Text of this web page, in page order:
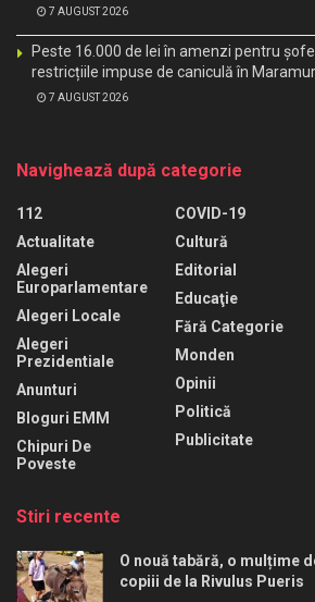
7 AUGUST 2026
Peste 16.000 de lei în amenzi pentru
restricțiile impuse de caniculă în
7 AUGUST 2026
Navighează după categorie
112
Actualitate
Alegeri
Europarlamentare
Alegeri Locale
Alegeri
Prezidentiale
Anunturi
Bloguri EMM
Chipuri De
Poveste
COVID-19
Cultură
Editorial
Educaţie
Fără Categorie
Monden
Opinii
Politică
Publicitate
Stiri recente
O nouă tabără, o mulțime
copiii de la Rivulus Pueris